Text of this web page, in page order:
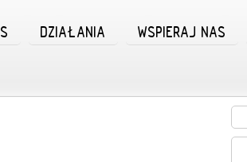
WSPIERAJ NAS
DZIAŁANIA